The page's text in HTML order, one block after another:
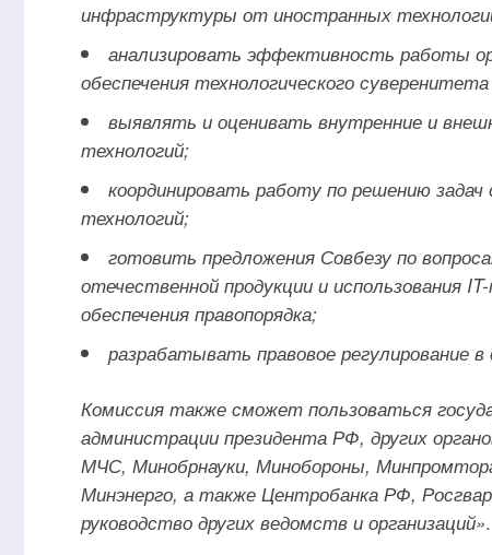
инфраструктуры от иностранных
анализировать эффективность работы
обеспечения технологического
выявлять и оценивать внутренние и
технологий;
координировать работу по решению
технологий;
готовить предложения Совбезу по
отечественной продукции и использования
обеспечения правопорядка;
разрабатывать правовое регулирование
Комиссия также сможет пользоваться
администрации президента РФ, других
МЧС, Минобрнауки, Минобороны,
Минэнерго, а также Центробанка РФ,
руководство других ведомств и организаций».